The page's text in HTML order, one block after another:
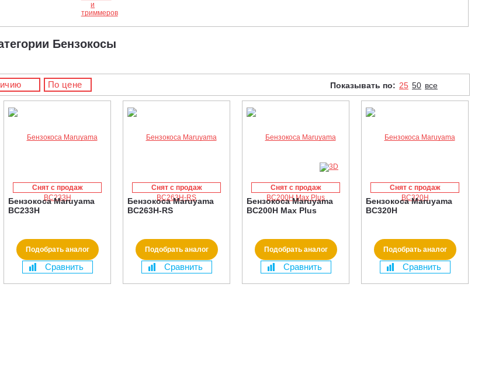
Бензокосы
По цене Показывать по: 25 50 все
Снят с продаж
Бензокоса Maruyama
BC233H
Подобрать аналог
Сравнить
Снят с продаж
Бензокоса Maruyama
BC263H-RS
Подобрать аналог
Сравнить
Снят с продаж
Бензокоса Maruyama
BC200H Max Plus
Подобрать аналог
Сравнить
Снят с продаж
Бензокоса Maruyama
BC320H
Подобрать аналог
Сравнить